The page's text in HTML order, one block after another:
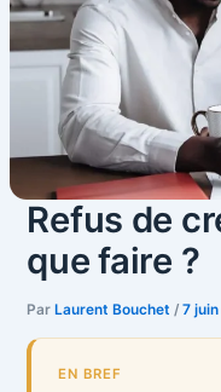
Refus de
que faire ?
ParLaurent Bouchet /7
EN BREF